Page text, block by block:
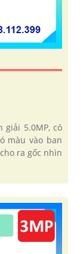
giải 5.0MP, có
màu vào ban
ra gốc nhìn